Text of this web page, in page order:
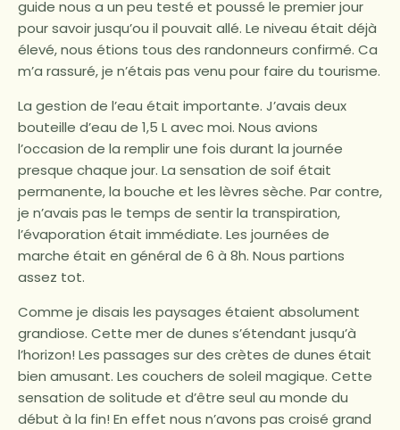
guide nous a un peu testé et poussé le premier jour
pour savoir jusqu’ou il pouvait allé. Le niveau était déjà
élevé, nous étions tous des randonneurs confirmé. Ca
m’a rassuré, je n’étais pas venu pour faire du tourisme.
La gestion de l’eau était importante. J’avais deux
bouteille d’eau de 1,5 L avec moi. Nous avions
l’occasion de la remplir une fois durant la journée
presque chaque jour. La sensation de soif était
permanente, la bouche et les lèvres sèche. Par contre,
je n’avais pas le temps de sentir la transpiration,
l’évaporation était immédiate. Les journées de
marche était en général de 6 à 8h. Nous partions
assez tot.
Comme je disais les paysages étaient absolument
grandiose. Cette mer de dunes s’étendant jusqu’à
l’horizon! Les passages sur des crètes de dunes était
bien amusant. Les couchers de soleil magique. Cette
sensation de solitude et d’être seul au monde du
début à la fin! En effet nous n’avons pas croisé grand